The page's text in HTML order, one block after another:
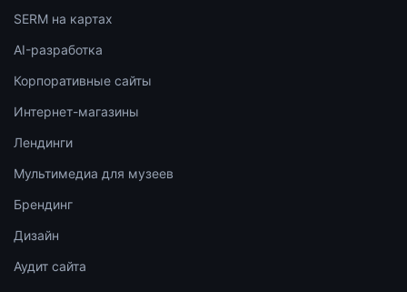
SERM на картах
AI-разработка
Корпоративные сайты
Интернет-магазины
Лендинги
Мультимедиа для музеев
Брендинг
Дизайн
Аудит сайта